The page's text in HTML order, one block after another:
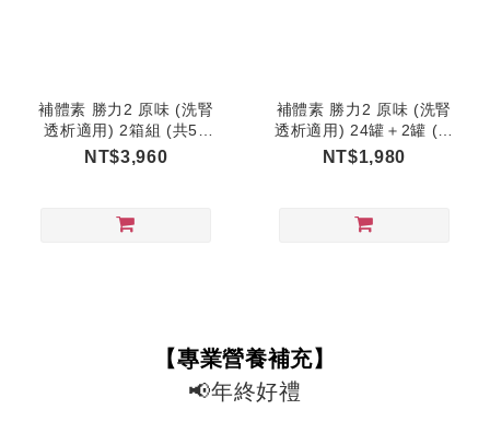
補體素 勝力2 原味 (洗腎
透析適用) 2箱組 (共52
罐)
NT$3,960
補體素 勝力2 原味 (洗腎
透析適用) 24罐＋2罐 (口
飲/管灌適用)
NT$1,980
【專業營養補充】
📢年終好禮